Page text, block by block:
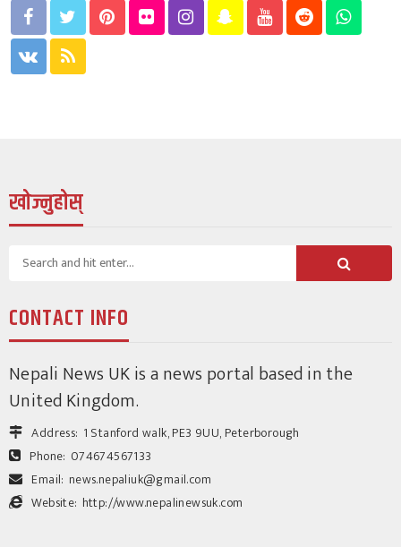
खोज्नुहोस्
CONTACT INFO
Nepali News UK is a news portal based in the
United Kingdom.
Address: 1 Stanford walk, PE3 9UU, Peterborough
Phone: 074674567133
Email: news.nepaliuk@gmail.com
Website: http://www.nepalinewsuk.com